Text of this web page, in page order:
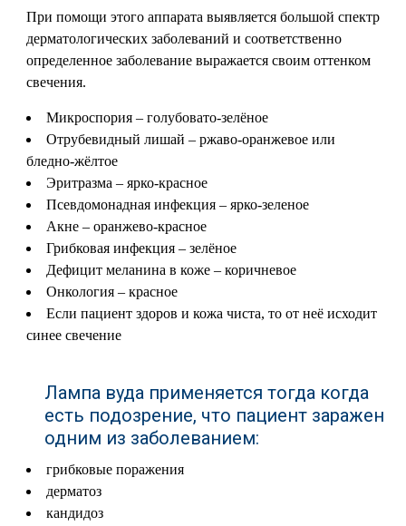
При помощи этого аппарата выявляется большой спектр
дерматологических заболеваний и соответственно
определенное заболевание выражается своим оттенком
свечения.
Микроспория – голубовато-зелёное
Отрубевидный лишай – ржаво-оранжевое или
бледно-жёлтое
Эритразма – ярко-красное
Псевдомонадная инфекция – ярко-зеленое
Акне – оранжево-красное
Грибковая инфекция – зелёное
Дефицит меланина в коже – коричневое
Онкология – красное
Если пациент здоров и кожа чиста, то от неё исходит
синее свечение
Лампа вуда применяется тогда когда
есть подозрение, что пациент заражен
одним из заболеванием:
грибковые поражения
дерматоз
кандидоз